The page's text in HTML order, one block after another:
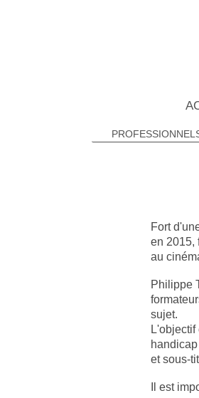
Fort
en 2015,
au
Philippe
sujet.
et sous-
Il est